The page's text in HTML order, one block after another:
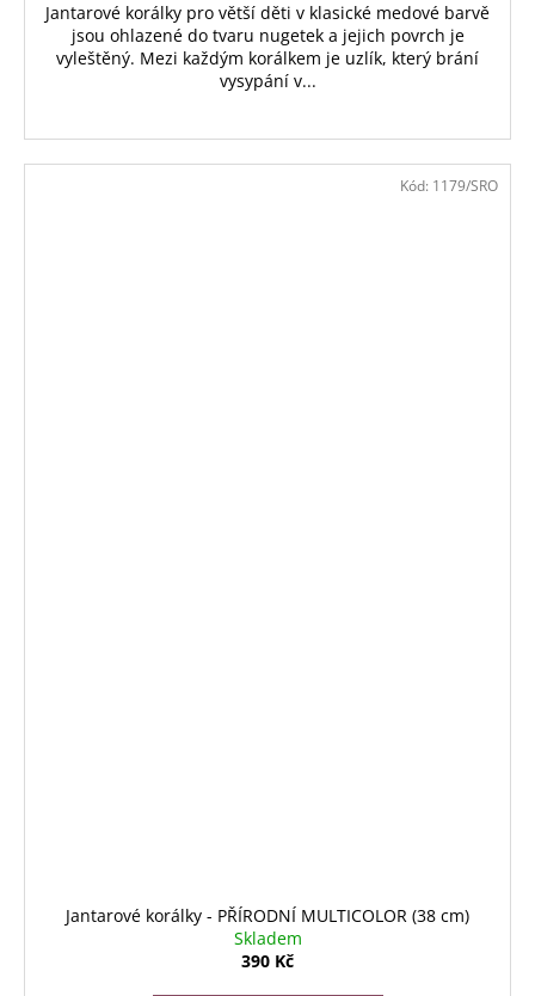
Jantarové korálky pro větší děti v klasické medové barvě
jsou ohlazené do tvaru nugetek a jejich povrch je
vyleštěný. Mezi každým korálkem je uzlík, který brání
vysypání v...
Jantarové korálky - PŘÍRODNÍ MULTICOLOR (38 cm)
Skladem
390 Kč
Kód: 1179/SRO